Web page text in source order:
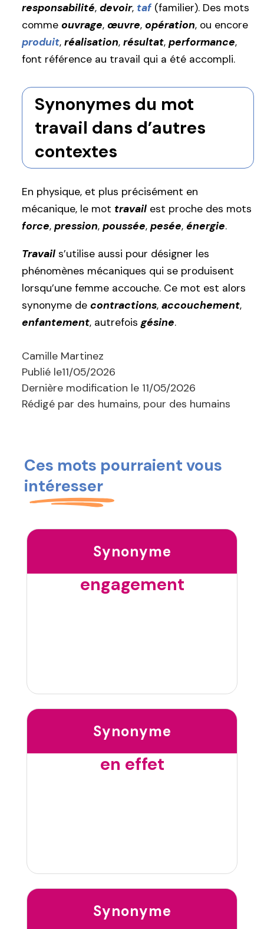
responsabilité, devoir, taf (familier). Des mots
comme ouvrage, œuvre, opération, ou encore
produit, réalisation, résultat, performance,
font référence au travail qui a été accompli.
Synonymes du mot
travail dans d’autres
contextes
En physique, et plus précisément en
mécanique, le mot travail est proche des mots
force, pression, poussée, pesée, énergie.
Travail s’utilise aussi pour désigner les
phénomènes mécaniques qui se produisent
lorsqu’une femme accouche. Ce mot est alors
synonyme de contractions, accouchement,
enfantement, autrefois gésine.
Camille Martinez
Publié le11/05/2026
Dernière modification le 11/05/2026
Rédigé par des humains, pour des humains
Ces mots pourraient vous
intéresser
Synonyme
engagement
Synonyme
en effet
Synonyme